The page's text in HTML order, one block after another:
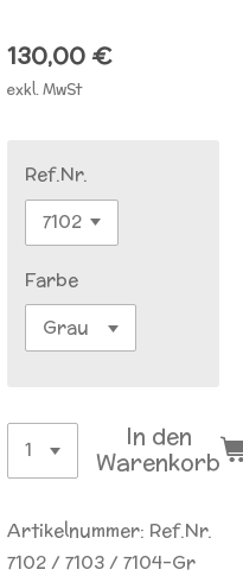
130,00 €
exkl. MwSt
Ref.Nr.
Farbe
In den
Warenkorb
Artikelnummer: Ref.Nr.
7102 / 7103 / 7104-Gr